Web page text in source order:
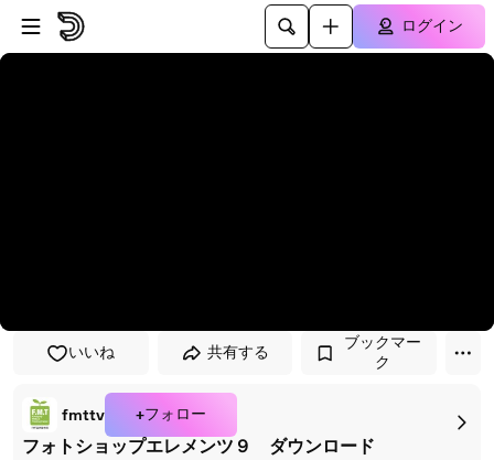
プレイヤーにスキップ
メインコンテンツにスキップ
ログイン
いいね 共有する
ブックマー
ク
fmttv +フォロー
フォトショップエレメンツ９ ダウンロード